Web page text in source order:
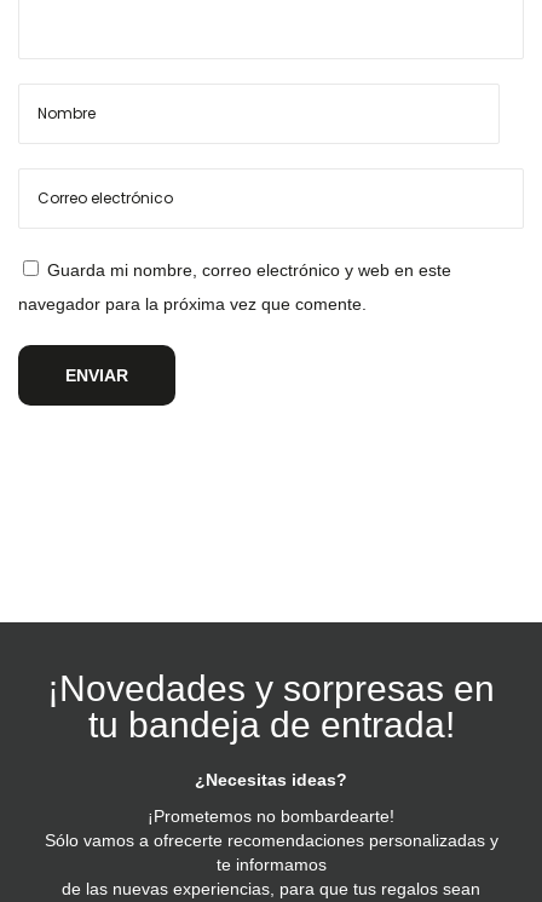
Guarda mi nombre, correo electrónico y web en este
navegador para la próxima vez que comente.
¡Novedades y sorpresas en
tu bandeja de entrada!
¿Necesitas ideas?
¡Prometemos no bombardearte!
Sólo vamos a ofrecerte recomendaciones personalizadas y
te informamos
de las nuevas experiencias, para que tus regalos sean